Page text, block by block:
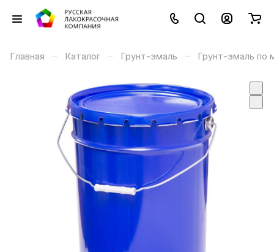
Главная – Каталог – Грунт-эмаль – Грунт-эмаль по